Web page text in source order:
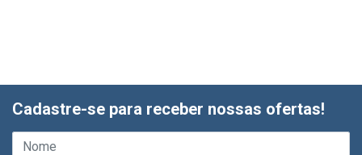
Cadastre-se para receber nossas ofertas!